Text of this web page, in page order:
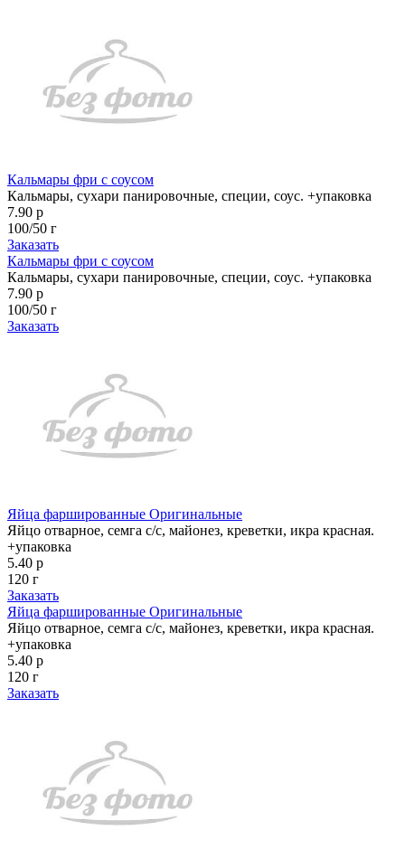
Кальмары фри с соусом
Кальмары, сухари панировочные, специи, соус. +упаковка
7.90 р
100/50 г
Заказать
Кальмары фри с соусом
Кальмары, сухари панировочные, специи, соус. +упаковка
7.90 р
100/50 г
Заказать
Яйца фаршированные Оригинальные
Яйцо отварное, семга с/с, майонез, креветки, икра красная.
+упаковка
5.40 р
120 г
Заказать
Яйца фаршированные Оригинальные
Яйцо отварное, семга с/с, майонез, креветки, икра красная.
+упаковка
5.40 р
120 г
Заказать